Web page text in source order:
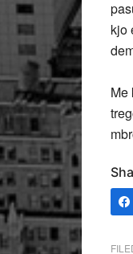
kjo
Me